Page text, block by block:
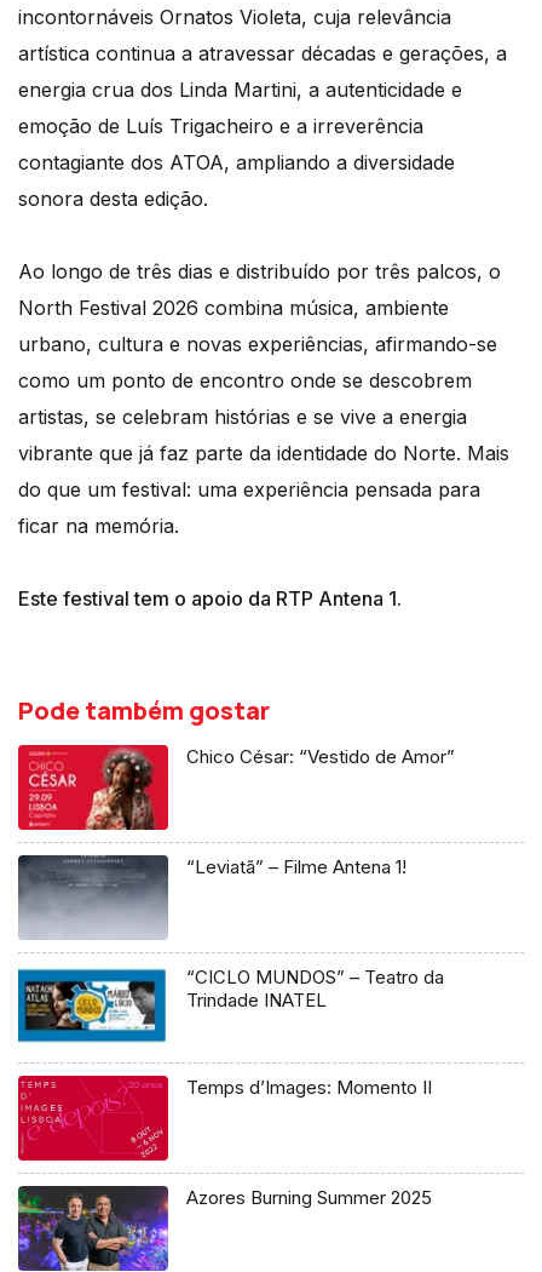
incontornáveis Ornatos Violeta, cuja relevância
artística continua a atravessar décadas e gerações, a
energia crua dos Linda Martini, a autenticidade e
emoção de Luís Trigacheiro e a irreverência
contagiante dos ATOA, ampliando a diversidade
sonora desta edição.
Ao longo de três dias e distribuído por três palcos, o
North Festival 2026 combina música, ambiente
urbano, cultura e novas experiências, afirmando-se
como um ponto de encontro onde se descobrem
artistas, se celebram histórias e se vive a energia
vibrante que já faz parte da identidade do Norte. Mais
do que um festival: uma experiência pensada para
ficar na memória.
Este festival tem o apoio da RTP Antena 1.
Pode também gostar
Chico César: “Vestido de Amor”
“Leviatã” – Filme Antena 1!
“CICLO MUNDOS” – Teatro da
Trindade INATEL
Temps d’Images: Momento II
Azores Burning Summer 2025